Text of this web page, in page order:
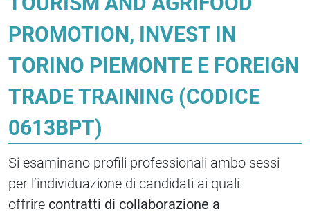
PROMOTION, INVEST IN
TORINO PIEMONTE E FOREIGN
TRADE TRAINING (CODICE
0613BPT)
Si esaminano profili professionali ambo sessi
per l’individuazione di candidati ai quali
offrire contratti di collaborazione a